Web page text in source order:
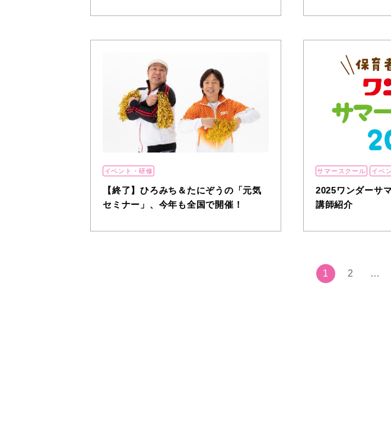
イベント・研修
【終了】ひろみち＆たにぞうの「元気
セミナー」、今年も全国で開催！
サマースクール イベ
2025ワンダーサ
講師紹介
1 2 …